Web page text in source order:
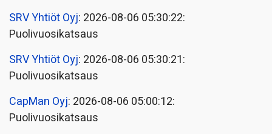
SRV Yhtiöt Oyj: 2026-08-06 05:30:22:
Puolivuosikatsaus
SRV Yhtiöt Oyj: 2026-08-06 05:30:21:
Puolivuosikatsaus
CapMan Oyj: 2026-08-06 05:00:12:
Puolivuosikatsaus